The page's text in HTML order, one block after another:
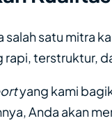
salah satu mitra
terstruktur,
yang kami
Anda akan